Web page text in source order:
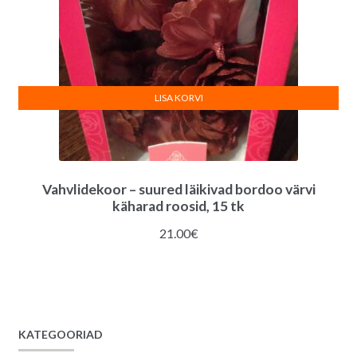
Vahvlidekoor – suured läikivad bordoo värvi
käharad roosid, 15 tk
21.00€
LISA KORVI
KATEGOORIAD